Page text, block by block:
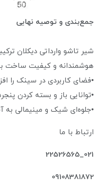
جمع‌بندی و توصیه نهایی
شیر تاشو وارداتی دیکلان
هوشمندانه و کیفیت ساخت
•فضای کاربردی در سینک را
•توانایی باز و بسته کردن
•جلوه‌ای شیک و مینیمالی به
ارتباط با ما
021_22526565
09108381872